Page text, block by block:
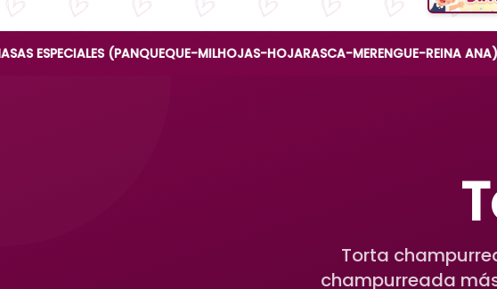
(PANQUEQUE-MILHOJAS-HOJARASCA-MERENGUE-REINA ANA) SOLO
Torta
champurreada